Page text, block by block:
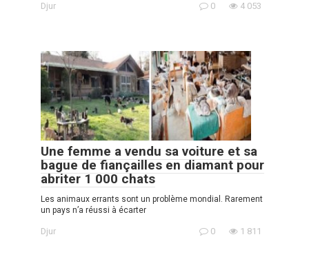
Djur 0 4 053
Une femme a vendu sa voiture et sa
bague de fiançailles en diamant pour
abriter 1 000 chats
Les animaux errants sont un problème mondial. Rarement
un pays n’a réussi à écarter
Djur 0 1 811